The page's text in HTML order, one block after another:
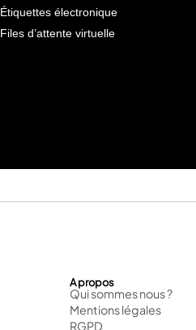
Étiquettes électronique
Files d’attente virtuelle
A propos
Qui sommes nous ?
Mentions légales
RGPD